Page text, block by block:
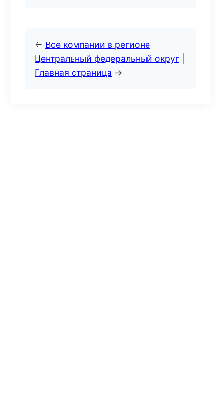
← Все компании в регионе
Центральный федеральный округ
Главная страница →